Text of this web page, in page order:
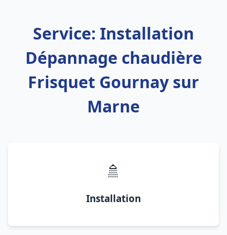
Service: Installation
Dépannage chaudière
Frisquet Gournay sur
Marne
🚿
Installation